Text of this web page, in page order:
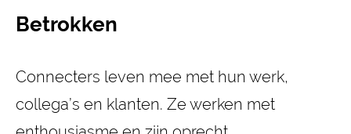
Betrokken
Connecters leven mee met hun werk,
collega’s en klanten. Ze werken met